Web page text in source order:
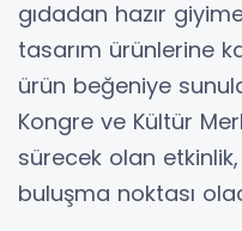
gıdadan hazır
tasarım ürünlerine
ürün beğeniye
Kongre ve Kültür
sürecek olan
buluşma noktası